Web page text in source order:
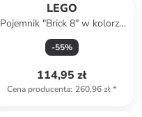
LEGO
Pojemnik "Brick 8" w kolorze
szarym z szufladami - 50 x 18
x 25 cm
-55%
114,95 zł
Cena producenta: 260,96 zł*